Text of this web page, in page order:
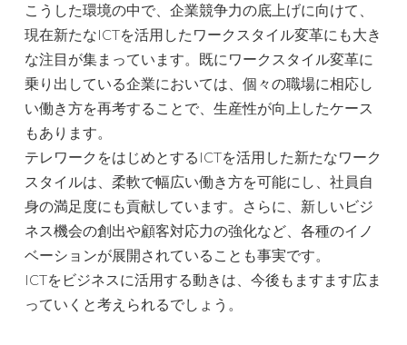
こうした環境の中で、企業競争力の底上げに向けて、
現在新たなICTを活用したワークスタイル変革にも大き
な注目が集まっています。既にワークスタイル変革に
乗り出している企業においては、個々の職場に相応し
い働き方を再考することで、生産性が向上したケース
もあります。
テレワークをはじめとするICTを活用した新たなワーク
スタイルは、柔軟で幅広い働き方を可能にし、社員自
身の満足度にも貢献しています。さらに、新しいビジ
ネス機会の創出や顧客対応力の強化など、各種のイノ
ベーションが展開されていることも事実です。
ICTをビジネスに活用する動きは、今後もますます広ま
っていくと考えられるでしょう。